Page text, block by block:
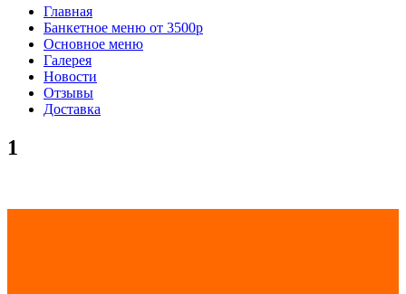
Главная
Банкетное меню от 3500р
Основное меню
Галерея
Новости
Отзывы
Доставка
1